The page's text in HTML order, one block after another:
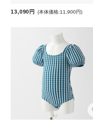
13,090円 (本体価格:11,900円)